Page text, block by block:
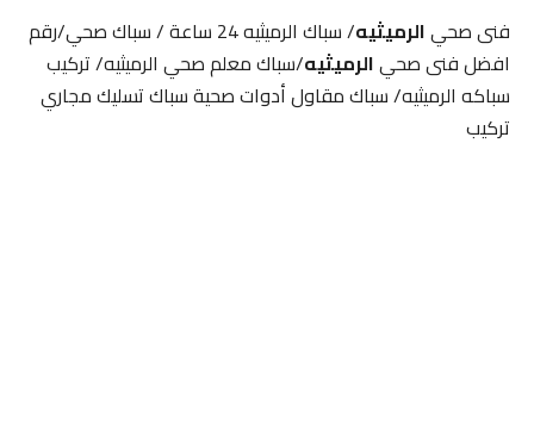
فنى صحيالرميثيه
/ سباك الرميثيه 24 ساعة / سباك صحي/رقم
افضل فنى صحيالرميثيه/سباك معلم صحي الرميثيه/ تركيب
سباكه الرميثيه/ سباك مقاول أدوات صحية سباك تسليك مجاري
تركيب